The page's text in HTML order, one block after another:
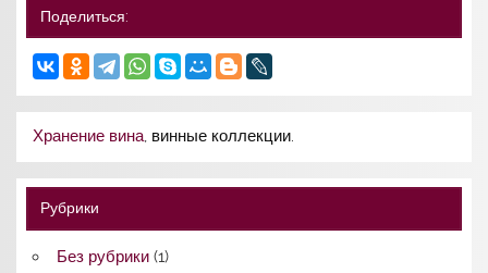
Поделиться:
Хранение вина, винные коллекции.
Рубрики
Без рубрики(1)